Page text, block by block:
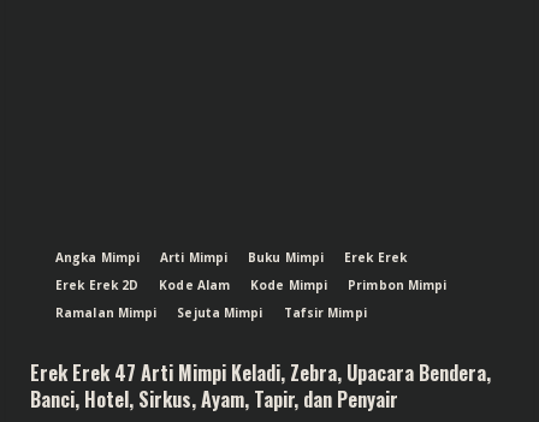
Angka Mimpi Arti Mimpi Buku Mimpi
Erek Erek
Erek Erek 2D
Kode Alam Kode Mimpi
Primbon Mimpi
Ramalan Mimpi
Sejuta Mimpi Tafsir Mimpi
Erek Erek 47 Arti Mimpi Keladi, Zebra, Upacara Bendera,
Banci, Hotel, Sirkus, Ayam, Tapir, dan Penyair